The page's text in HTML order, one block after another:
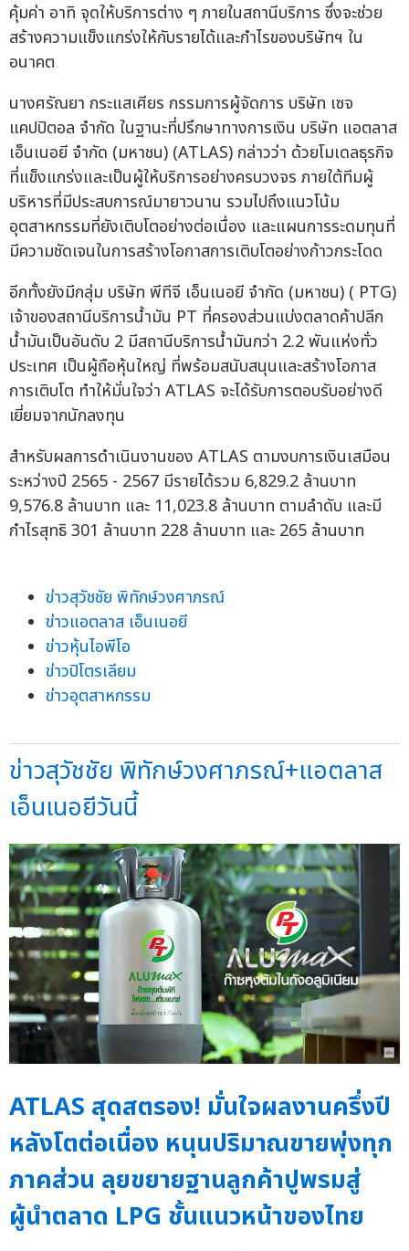
คุ้มค่า อาทิ จุดให้บริการต่าง ๆ ภายในสถานีบริการ ซึ่งจะช่วย
สร้างความแข็งแกร่งให้กับรายได้และกำไรของบริษัทฯ ใน
อนาคต
นางศรัณยา กระแสเศียร กรรมการผู้จัดการ บริษัท เซจ
แคปปิตอล จำกัด ในฐานะที่ปรึกษาทางการเงิน บริษัท แอตลาส
เอ็นเนอยี จำกัด (มหาชน) (ATLAS) กล่าวว่า ด้วยโมเดลธุรกิจ
ที่แข็งแกร่งและเป็นผู้ให้บริการอย่างครบวงจร ภายใต้ทีมผู้
บริหารที่มีประสบการณ์มายาวนาน รวมไปถึงแนวโน้ม
อุตสาหกรรมที่ยังเติบโตอย่างต่อเนื่อง และแผนการระดมทุนที่
มีความชัดเจนในการสร้างโอกาสการเติบโตอย่างก้าวกระโดด
อีกทั้งยังมีกลุ่ม บริษัท พีทีจี เอ็นเนอยี จำกัด (มหาชน) ( PTG)
เจ้าของสถานีบริการน้ำมัน PT ที่ครองส่วนแบ่งตลาดค้าปลีก
น้ำมันเป็นอันดับ 2 มีสถานีบริการน้ำมันกว่า 2.2 พันแห่งทั่ว
ประเทศ เป็นผู้ถือหุ้นใหญ่ ที่พร้อมสนับสนุนและสร้างโอกาส
การเติบโต ทำให้มั่นใจว่า ATLAS จะได้รับการตอบรับอย่างดี
เยี่ยมจากนักลงทุน
สำหรับผลการดำเนินงานของ ATLAS ตามงบการเงินเสมือน
ระหว่างปี 2565 - 2567 มีรายได้รวม 6,829.2 ล้านบาท
9,576.8 ล้านบาท และ 11,023.8 ล้านบาท ตามลำดับ และมี
กำไรสุทธิ 301 ล้านบาท 228 ล้านบาท และ 265 ล้านบาท
ข่าวสุวัชชัย พิทักษ์วงศาภรณ์
ข่าวแอตลาส เอ็นเนอยี
ข่าวหุ้นไอพีโอ
ข่าวปิโตรเลียม
ข่าวอุตสาหกรรม
ข่าวสุวัชชัย พิทักษ์วงศาภรณ์+แอตลาส
เอ็นเนอยีวันนี้
ATLAS สุดสตรอง! มั่นใจผลงานครึ่งปี
หลังโตต่อเนื่อง หนุนปริมาณขายพุ่งทุก
ภาคส่วน ลุยขยายฐานลูกค้าปูพรมสู่
ผู้นำตลาด LPG ชั้นแนวหน้าของไทย